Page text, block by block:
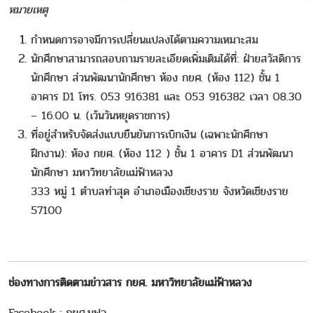
หมายเหตุ
กำหนดการอาจมีการเปลี่ยนแปลงได้ตามความเหมาะสม
นักศึกษาสามารถสอบถามรายละเอียดเพิ่มเติมได้ที่: ฝ่ายสวัสดิการ
นักศึกษา ส่วนพัฒนานักศึกษา ห้อง กยศ. (ห้อง 112) ชั้น 1
อาคาร D1โทร. 053 916381 และ 053 916382 เวลา 08.30
– 16.00 น. (เว้นวันหยุดราชการ)
ที่อยู่สำหรับจัดส่งแบบยืนยันการเบิกเงิน (เฉพาะนักศึกษา
ฝึกงาน): ห้อง กยศ. (ห้อง 112 ) ชั้น 1 อาคาร D1 ส่วนพัฒนา
นักศึกษา มหาวิทยาลัยแม่ฟ้าหลวง
333 หมู่ 1 ตำบลท่าสุด อำเภอเมืองเชียงราย จังหวัดเชียงราย
57100
ช่องทางการติดตามข่าวสาร กยศ. มหาวิทยาลัยแม่ฟ้าหลวง